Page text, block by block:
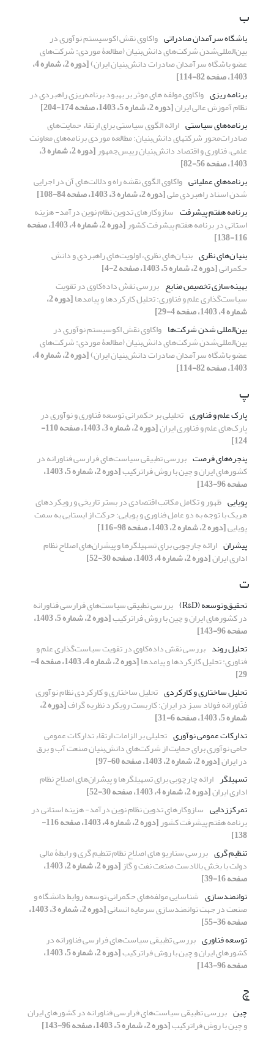
ب
باشگاه سرآمدان صادراتی واکاوی نقش اکوسیستم نوآوری در
بین‌المللی‌شدن شرکت‌های دانش‌بنیان (مطالعۀ موردی: شرکت‌های
عضو باشگاه سرآمدان صادرات دانش‌بنیان ایران) [دوره 2، شماره 4،
1403، صفحه 82-114]
برنامه ریزی واکاوی مولفه های موثر بر بهبود برنامه‌ریزی راهبردی در
نظام آموزش عالی ایران[دوره 2، شماره 5، 1403، صفحه 174-204]
برنامه‌های سیاستی ارائه الگوی سیاستی برای ارتقاء حمایت‌های
صادرات‌محور شرکتهای دانش‌بنیان؛ مطالعه موردی برنامه‌های معاونت
علمی، فناوری و اقتصاد دانش‌بنیان رییس‌جمهور [دوره 2، شماره 3،
1403، صفحه 56-82]
برنامه‌های عملیاتی واکاوی الگوی نقشه راه و دلالت‌های آن در اجرایی
شدن اسناد راهبردی ملی[دوره 2، شماره 3، 1403، صفحه 84-108]
برنامه هفتم پیشرفت سازوکارهای تدوین نظام نوین درآمد- هزینه
استانی در برنامه هفتم پیشرفت کشور [دوره 2، شماره 4، 1403، صفحه
116-138]
بنیا ن‌های نظری بنیا ن‌های نظری، اولویت‌های راهبردی و دانش
حکمرانی[دوره 2، شماره 5، 1403، صفحه 2-4]
بهینه‌سازی تخصیص منابع بررسی نقش داده‌کاوی در تقویت
سیاست‌گذاری علم و فناوری: تحلیل کارکردها و پیامدها [دوره 2،
شماره 4، 1403، صفحه 4-29]
بین‌المللی شدن شرکت‌ها واکاوی نقش اکوسیستم نوآوری در
بین‌المللی‌شدن شرکت‌های دانش‌بنیان (مطالعۀ موردی: شرکت‌های
عضو باشگاه سرآمدان صادرات دانش‌بنیان ایران) [دوره 2، شماره 4،
1403، صفحه 82-114]
پ
پارک علم و فناوری تحلیلی بر حکمرانی توسعه فناوری و نوآوری در
پارک‌های علم و فناوری ایران [دوره 2، شماره 3، 1403، صفحه 110-
124]
پنجره‌های فرصت بررسی تطبیقی سیاست‌های فرارسی فناورانه در
کشورهای ایران و چین با روش فراترکیب [دوره 2، شماره 5، 1403،
صفحه 96-143]
پویایی ظهور و تکامل مکاتب اقتصادی در بستر تاریخی و رویکردهای
هریک با توجه به دو عامل فناوری و پویایی؛ حرکت از ایستایی به سمت
پویایی[دوره 2، شماره 2، 1403، صفحه 98-116]
پیشران ارائه چارچوبی برای تسهیلگرها و پیشران‌های اصلاح نظام
اداری ایران[دوره 2، شماره 4، 1403، صفحه 30-52]
ت
تحقیق‌وتوسعه (R&D) بررسی تطبیقی سیاست‌های فرارسی فناورانه
در کشورهای ایران و چین با روش فراترکیب [دوره 2، شماره 5، 1403،
صفحه 96-143]
تحلیل روند بررسی نقش داده‌کاوی در تقویت سیاست‌گذاری علم و
فناوری: تحلیل کارکردها و پیامدها [دوره 2، شماره 4، 1403، صفحه 4-
29]
تحلیل ساختاری و کارکردی تحلیل ساختاری و کارکردی نظام نوآوری
فنّاورانه فولاد سبز در ایران؛ کاربست رویکرد نظریه گراف [دوره 2،
شماره 5، 1403، صفحه 6-31]
تدارکات عمومی نوآوری تحلیلی بر الزامات ارتقاء تدارکات عمومی
حامی نوآوری برای حمایت‌ از شرکت‌های دانش‌بنیان صنعت آب و برق
در ایران[دوره 2، شماره 2، 1403، صفحه 60-97]
تسهیلگر ارائه چارچوبی برای تسهیلگرها و پیشران‌های اصلاح نظام
اداری ایران[دوره 2، شماره 4، 1403، صفحه 30-52]
تمرکززدایی سازوکارهای تدوین نظام نوین درآمد- هزینه استانی در
برنامه هفتم پیشرفت کشور [دوره 2، شماره 4، 1403، صفحه 116-
138]
تنظیم گری بررسی سناریو های اصلاح نظام تنطیم گری و رابطۀ مالی
دولت با بخش بالادست صنعت نفت و گاز [دوره 2، شماره 2، 1403،
صفحه 16-39]
توانمندسازی شناسایی مولفه‌های حکمرانی توسعه روابط دانشگاه و
صنعت در جهت توانمندسازی سرمایه انسانی [دوره 2، شماره 3، 1403،
صفحه 36-55]
توسعه فناوری بررسی تطبیقی سیاست‌های فرارسی فناورانه در
کشورهای ایران و چین با روش فراترکیب [دوره 2، شماره 5، 1403،
صفحه 96-143]
چ
چین بررسی تطبیقی سیاست‌های فرارسی فناورانه در کشورهای ایران
و چین با روش فراترکیب[دوره 2، شماره 5، 1403، صفحه 96-143]